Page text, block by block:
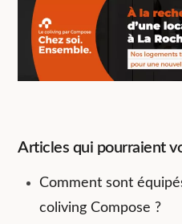
Articles qui pourraient
Comment sont
coliving Compose ?